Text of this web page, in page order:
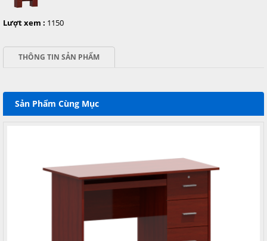
Lượt xem : 1150
THÔNG TIN SẢN PHẨM
Sản Phẩm Cùng Mục